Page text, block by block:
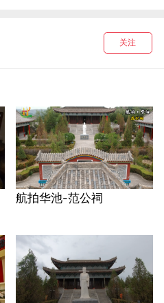
关注
航拍华池-范公祠